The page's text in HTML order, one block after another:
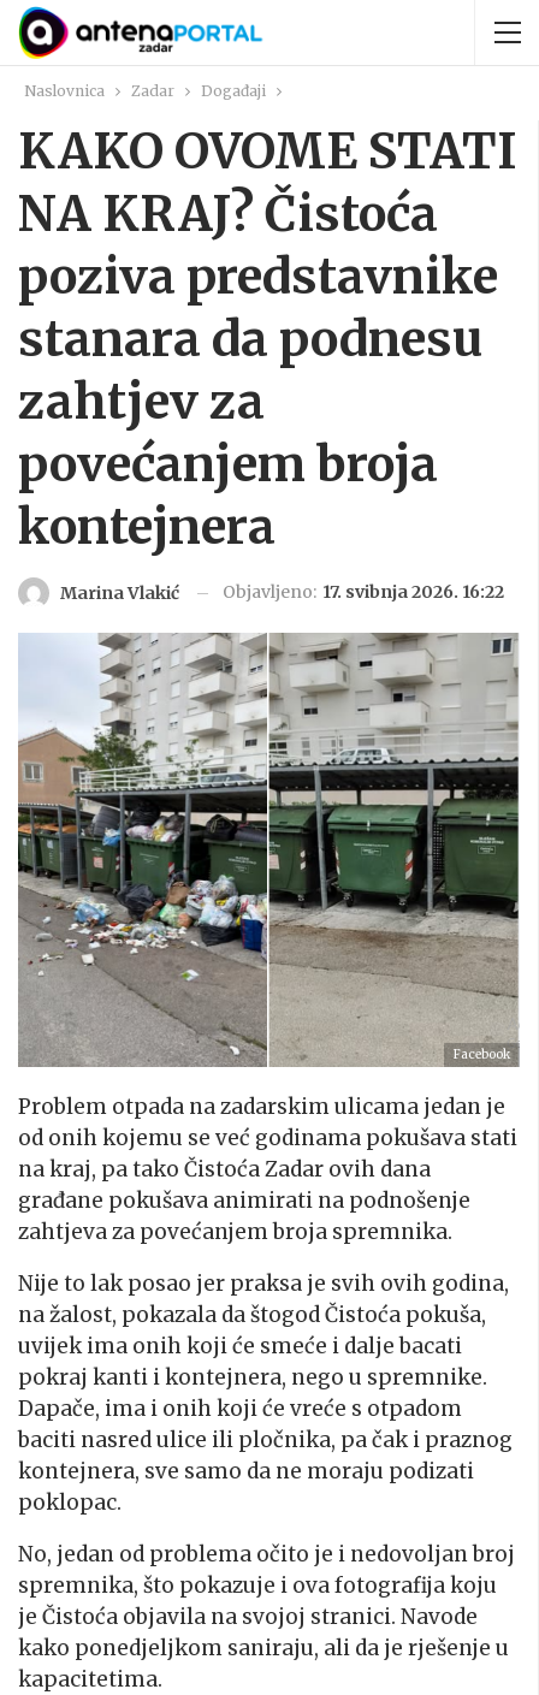
Naslovnica Zadar Događaji
KAKO OVOME STATI
NA KRAJ? Čistoća
poziva predstavnike
stanara da podnesu
zahtjev za
povećanjem broja
kontejnera
Marina Vlakić Objavljeno: 17. svibnja 2026. 16:22
Facebook
Problem otpada na zadarskim ulicama jedan je
od onih kojemu se već godinama pokušava stati
na kraj, pa tako Čistoća Zadar ovih dana
građane pokušava animirati na podnošenje
zahtjeva za povećanjem broja spremnika.
Nije to lak posao jer praksa je svih ovih godina,
na žalost, pokazala da štogod Čistoća pokuša,
uvijek ima onih koji će smeće i dalje bacati
pokraj kanti i kontejnera, nego u spremnike.
Dapače, ima i onih koji će vreće s otpadom
baciti nasred ulice ili pločnika, pa čak i praznog
kontejnera, sve samo da ne moraju podizati
poklopac.
No, jedan od problema očito je i nedovoljan broj
spremnika, što pokazuje i ova fotografija koju
je Čistoća objavila na svojoj stranici. Navode
kako ponedjeljkom saniraju, ali da je rješenje u
kapacitetima.